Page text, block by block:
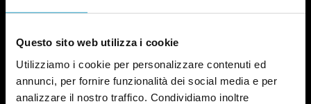
Questo sito web utilizza i cookie
Utilizziamo i cookie per personalizzare contenuti ed
annunci, per fornire funzionalità dei social media e per
analizzare il nostro traffico. Condividiamo inoltre